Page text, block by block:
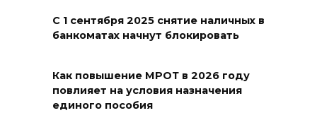
операции: основные события
6 августа
Проект Таганрогского музея
С 1 сентября 2025 снятие наличных в
банкоматах начнут блокировать
Как повышение МРОТ в 2026 году
повлияет на условия назначения
единого пособия